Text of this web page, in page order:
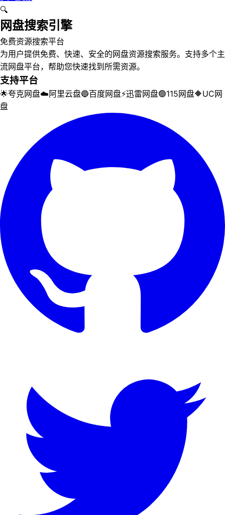
🔍
网盘搜索引擎
免费资源搜索平台
为用户提供免费、快速、安全的网盘资源搜索服务。支持多个主
流网盘平台，帮助您快速找到所需资源。
支持平台
🌟夸克网盘☁️阿里云盘🔵百度网盘⚡迅雷网盘🟢115网盘🔶UC网
盘